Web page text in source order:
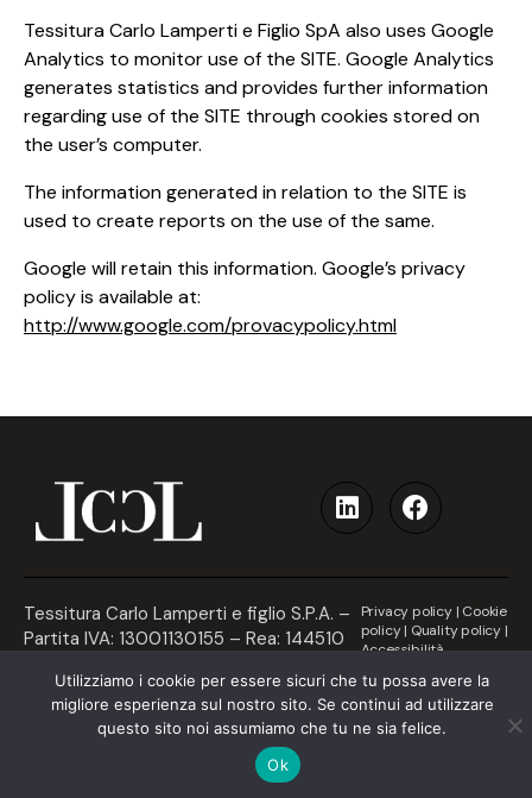
Tessitura Carlo Lamperti e Figlio SpA also uses Google
Analytics to monitor use of the SITE. Google Analytics
generates statistics and provides further information
regarding use of the SITE through cookies stored on
the user’s computer.
The information generated in relation to the SITE is
used to create reports on the use of the same.
Google will retain this information. Google’s privacy
policy is available at:
http://www.google.com/provacypolicy.html
Tessitura Carlo Lamperti e figlio S.P.A. –
Partita IVA: 13001130155 – Rea: 144510
Privacy policy| Cookie
policy| Quality policy|
Accessibilità
Utilizziamo i cookie per essere sicuri che tu possa avere la
migliore esperienza sul nostro sito. Se continui ad utilizzare
questo sito noi assumiamo che tu ne sia felice.
Ok